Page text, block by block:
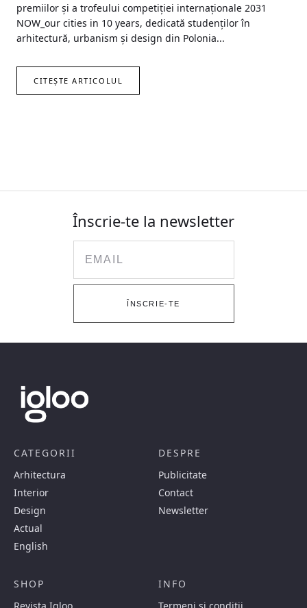
premiilor și a trofeului competiției internaționale 2031
NOW_our cities in 10 years, dedicată studenților în
arhitectură, urbanism și design din Polonia...
CITEȘTE ARTICOLUL
Înscrie-te la newsletter
ÎNSCRIE-TE
CATEGORII
Arhitectura
Interior
Design
Actual
English
DESPRE
Publicitate
Contact
Newsletter
SHOP
INFO